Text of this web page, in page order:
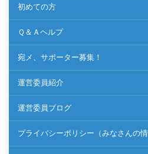
初めての方
Ｑ＆Ａヘルプ
宛メ、サポーター募集！
運営委員紹介
運営委員ブログ
プライバシーポリシー（みなさんの情